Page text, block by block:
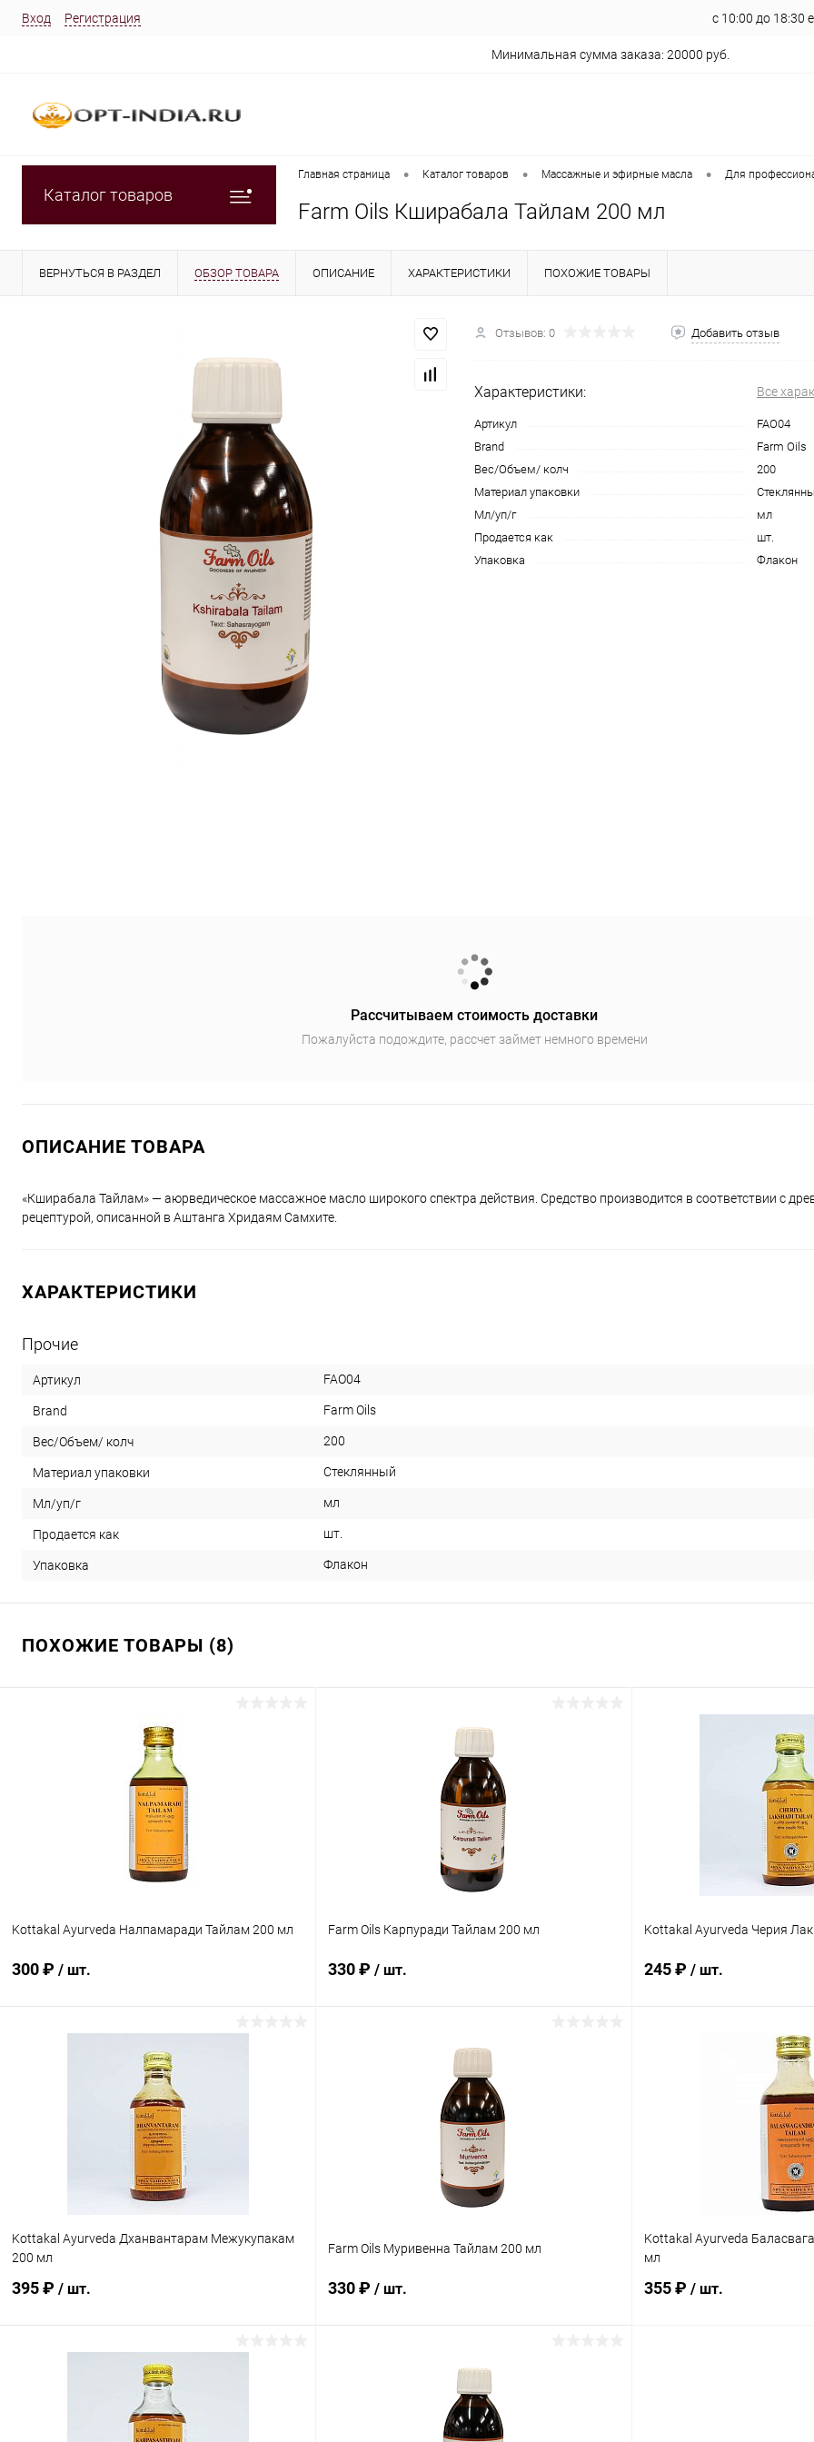
Вход Регистрация с 10:00 до 18:30
Минимальная сумма заказа: 20000 руб.
Каталог товаров
Главная страница • Каталог товаров • Массажные и эфирные масла • Для
Farm Oils Кширабала Тайлам 200 мл
ВЕРНУТЬСЯ В РАЗДЕЛ ОБЗОР ТОВАРА ОПИСАНИЕ ХАРАКТЕРИСТИКИ ПОХОЖИЕ ТОВАРЫ
Отзывов: 0 Добавить отзыв
Характеристики: Все
Артикул
FAO04
Brand
Farm Oils
Вес/Объем/ колч
200
Материал упаковки
Мл/уп/г
мл
Продается как
шт.
Упаковка
Флакон
Рассчитываем стоимость доставки
Пожалуйста подождите, рассчет займет немного времени
ОПИСАНИЕ ТОВАРА
«Кширабала Тайлам» — аюрведическое массажное масло широкого спектра действия. Средство производится в соответствии с
рецептурой, описанной в Аштанга Хридаям Самхите.
ХАРАКТЕРИСТИКИ
Прочие
Артикул FAO04
Brand Farm Oils
Вес/Объем/ колч 200
Материал упаковки Стеклянный
Мл/уп/г мл
Продается как шт.
Упаковка Флакон
ПОХОЖИЕ ТОВАРЫ (8)
Kottakal Ayurveda Налпамаради Тайлам 200 мл
300 ₽ / шт.
Farm Oils Карпуради Тайлам 200 мл
330 ₽ / шт.
В корзину
Kottakal Ayurveda Черия
245 ₽ / шт.
В
Kottakal Ayurveda Дханвантарам Межукупакам
200 мл
395 ₽ / шт.
В корзину
Farm Oils Муривенна Тайлам 200 мл
330 ₽ / шт.
Kottakal Ayurveda
мл
355 ₽ / шт.